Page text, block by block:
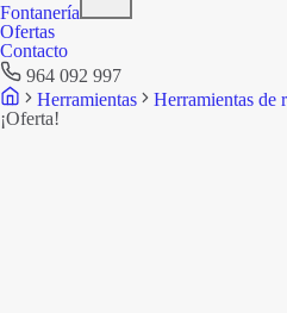
Fontanería
Ofertas
Contacto
964 092 997
Herramientas
Herramientas de
¡Oferta!